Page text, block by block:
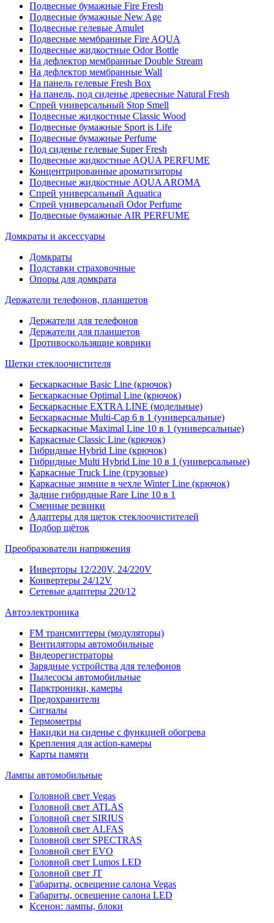
Подвесные бумажные Fire Fresh
Подвесные бумажные New Age
Подвесные гелевые Amulet
Подвесные мембранные Fire AQUA
Подвесные жидкостные Odor Bottle
На дефлектор мембранные Double Stream
На дефлектор мембранные Wall
На панель гелевые Fresh Box
На панель, под сиденье древесные Natural Fresh
Спрей универсальный Stop Smell
Подвесные жидкостные Classic Wood
Подвесные бумажные Sport is Life
Подвесные бумажные Perfume
Под сиденье гелевые Super Fresh
Подвесные жидкостные AQUA PERFUME
Концентрированные ароматизаторы
Подвесные жидкостные AQUA AROMA
Спрей универсальный Aquatica
Спрей универсальный Odor Perfume
Подвесные бумажные AIR PERFUME
Домкраты и аксессуары
Домкраты
Подставки страховочные
Опоры для домкрата
Держатели телефонов, планшетов
Держатели для телефонов
Держатели для планшетов
Противоскользящие коврики
Щетки стеклоочистителя
Бескаркасные Basic Line (крючок)
Бескаркасные Optimal Line (крючок)
Бескаркасные EXTRA LINE (модельные)
Бескаркасные Multi-Cap 6 в 1 (универсальные)
Бескаркасные Maximal Line 10 в 1 (универсальные)
Каркасные Classic Line (крючок)
Гибридные Hybrid Line (крючок)
Гибридные Multi Hybrid Line 10 в 1 (универсальные)
Каркасные Truck Line (грузовые)
Каркасные зимние в чехле Winter Line (крючок)
Задние гибридные Rare Line 10 в 1
Сменные резинки
Адаптеры для щеток стеклоочистителей
Подбор щёток
Преобразователи напряжения
Инверторы 12/220V, 24/220V
Конвертеры 24/12V
Сетевые адаптеры 220/12
Автоэлектроника
FM трансмиттеры (модуляторы)
Вентиляторы автомобильные
Видеорегистраторы
Зарядные устройства для телефонов
Пылесосы автомобильные
Парктроники, камеры
Предохранители
Сигналы
Термометры
Накидки на сиденье с функцией обогрева
Крепления для action-камеры
Карты памяти
Лампы автомобильные
Головной свет Vegas
Головной свет ATLAS
Головной свет SIRIUS
Головной свет ALFAS
Головной свет SPECTRAS
Головной свет EVO
Головной свет Lumos LED
Головной свет JT
Габариты, освещение салона Vegas
Габариты, освещение салона LED
Ксенон: лампы, блоки